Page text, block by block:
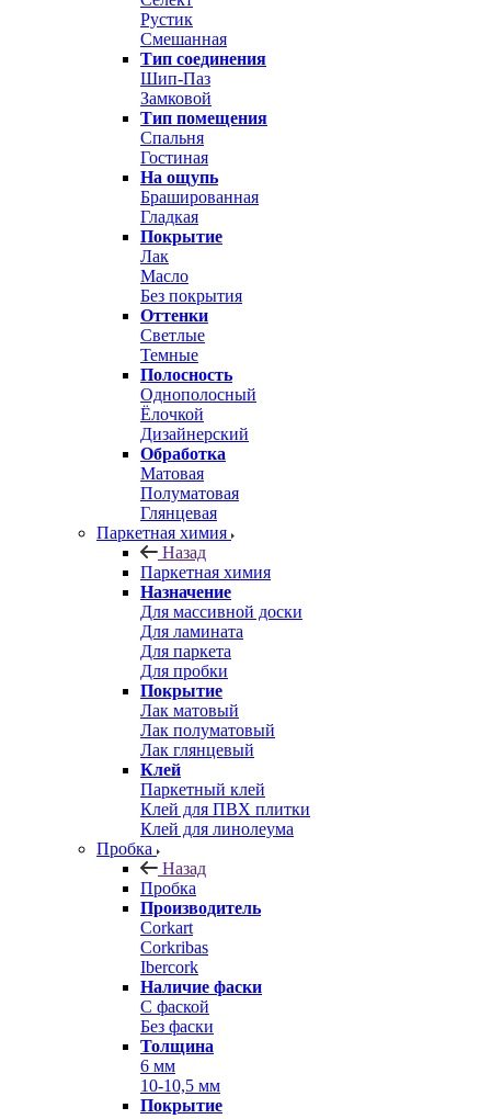
Рустик
Смешанная
Тип соединения
Шип-Паз
Замковой
Тип помещения
Спальня
Гостиная
На ощупь
Брашированная
Гладкая
Покрытие
Лак
Масло
Без покрытия
Оттенки
Светлые
Темные
Полосность
Однополосный
Ёлочкой
Дизайнерский
Обработка
Матовая
Полуматовая
Глянцевая
Паркетная химия
Назад
Паркетная химия
Назначение
Для массивной доски
Для ламината
Для паркета
Для пробки
Покрытие
Лак матовый
Лак полуматовый
Лак глянцевый
Клей
Паркетный клей
Клей для ПВХ плитки
Клей для линолеума
Пробка
Назад
Пробка
Производитель
Corkart
Corkribas
Ibercork
Наличие фаски
С фаской
Без фаски
Толщина
6 мм
10-10,5 мм
Покрытие